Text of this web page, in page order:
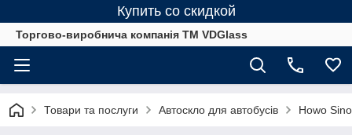
Купить со скидкой
Торгово-виробнича компанія ТМ VDGlass
Товари та послуги Автоскло для автобуcів Howo